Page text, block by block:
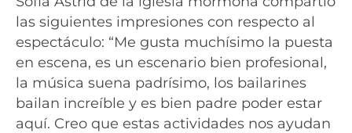
las siguientes impresiones con respecto al
espectáculo: “Me gusta muchísimo la puesta
en escena, es un escenario bien profesional,
la música suena padrísimo, los bailarines
bailan increíble y es bien padre poder estar
aquí. Creo que estas actividades nos ayudan